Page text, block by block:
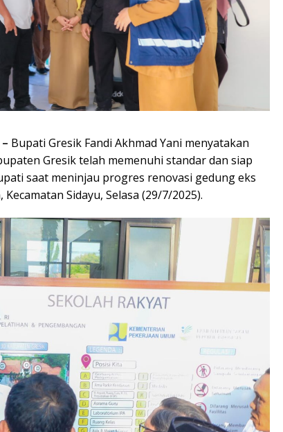
Bupati Gresik Fandi Akhmad Yani menyatakan
Gresik telah memenuhi standar dan siap
saat meninjau progres renovasi gedung eks
Sidayu, Selasa (29/7/2025).